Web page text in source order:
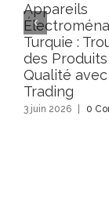
Appareils
Turquie :
des
Qualité
Trading
3 juin 2026 0